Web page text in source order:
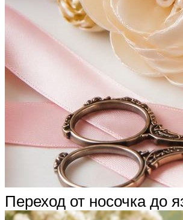
Переход от носочка до